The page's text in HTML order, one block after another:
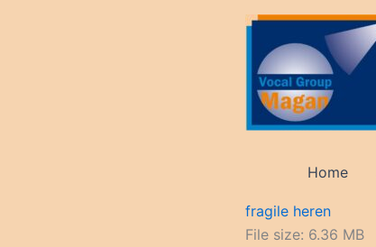
Home
fragile heren
File size: 6.36 MB